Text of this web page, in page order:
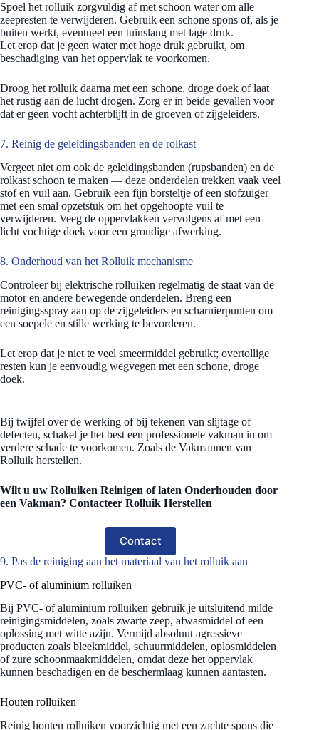
Spoel het rolluik zorgvuldig af met schoon water om alle
zeepresten te verwijderen. Gebruik een schone spons of, als je
buiten werkt, eventueel een tuinslang met lage druk.
Let erop dat je geen water met hoge druk gebruikt, om
beschadiging van het oppervlak te voorkomen.
Droog het rolluik daarna met een schone, droge doek of laat
het rustig aan de lucht drogen. Zorg er in beide gevallen voor
dat er geen vocht achterblijft in de groeven of zijgeleiders.
7. Reinig de geleidingsbanden en de rolkast
Vergeet niet om ook de geleidingsbanden (rupsbanden) en de
rolkast schoon te maken — deze onderdelen trekken vaak veel
stof en vuil aan. Gebruik een fijn borsteltje of een stofzuiger
met een smal opzetstuk om het opgehoopte vuil te
verwijderen. Veeg de oppervlakken vervolgens af met een
licht vochtige doek voor een grondige afwerking.
8. Onderhoud van het Rolluik mechanisme
Controleer bij elektrische rolluiken regelmatig de staat van de
motor en andere bewegende onderdelen. Breng een
reinigingsspray aan op de zijgeleiders en scharnierpunten om
een soepele en stille werking te bevorderen.
Let erop dat je niet te veel smeermiddel gebruikt; overtollige
resten kun je eenvoudig wegvegen met een schone, droge
doek.
Bij twijfel over de werking of bij tekenen van slijtage of
defecten, schakel je het best een professionele vakman in om
verdere schade te voorkomen. Zoals de Vakmannen van
Rolluik herstellen.
Wilt u uw Rolluiken Reinigen of laten Onderhouden door
een Vakman? Contacteer Rolluik Herstellen
Contact
9. Pas de reiniging aan het materiaal van het rolluik aan
PVC- of aluminium rolluiken
Bij PVC- of aluminium rolluiken gebruik je uitsluitend milde
reinigingsmiddelen, zoals zwarte zeep, afwasmiddel of een
oplossing met witte azijn. Vermijd absoluut agressieve
producten zoals bleekmiddel, schuurmiddelen, oplosmiddelen
of zure schoonmaakmiddelen, omdat deze het oppervlak
kunnen beschadigen en de beschermlaag kunnen aantasten.
Houten rolluiken
Reinig houten rolluiken voorzichtig met een zachte spons die